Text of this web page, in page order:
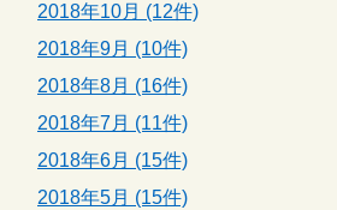
2018年10月 (12件)
2018年9月 (10件)
2018年8月 (16件)
2018年7月 (11件)
2018年6月 (15件)
2018年5月 (15件)